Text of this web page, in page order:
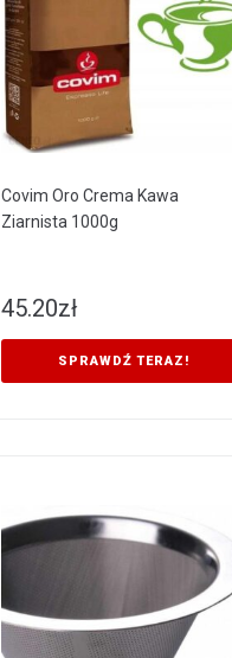
Covim Oro Crema Kawa
Ziarnista 1000g
45.20zł
SPRAWDŹ TERAZ!